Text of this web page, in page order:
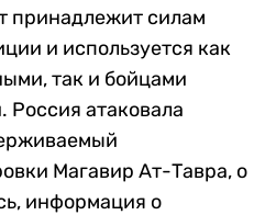
принадлежит силам
и используется как
так и бойцами
Россия атаковала
Магавир Ат-Тавра, о
информация о